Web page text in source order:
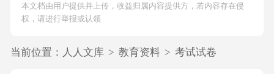
本文档由用户提供并上传，收益归属内容提供方，若内容存在侵
权，请进行举报或认领
当前位置： 人人文库 > 教育资料 > 考试试卷